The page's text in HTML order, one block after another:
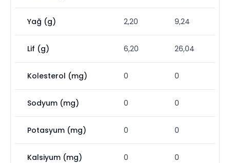
Yağ (g) 2,20 9,24
Lif (g) 6,20 26,04
Kolesterol (mg) 0 0
Sodyum (mg) 0 0
Potasyum (mg) 0 0
Kalsiyum (mg) 0 0